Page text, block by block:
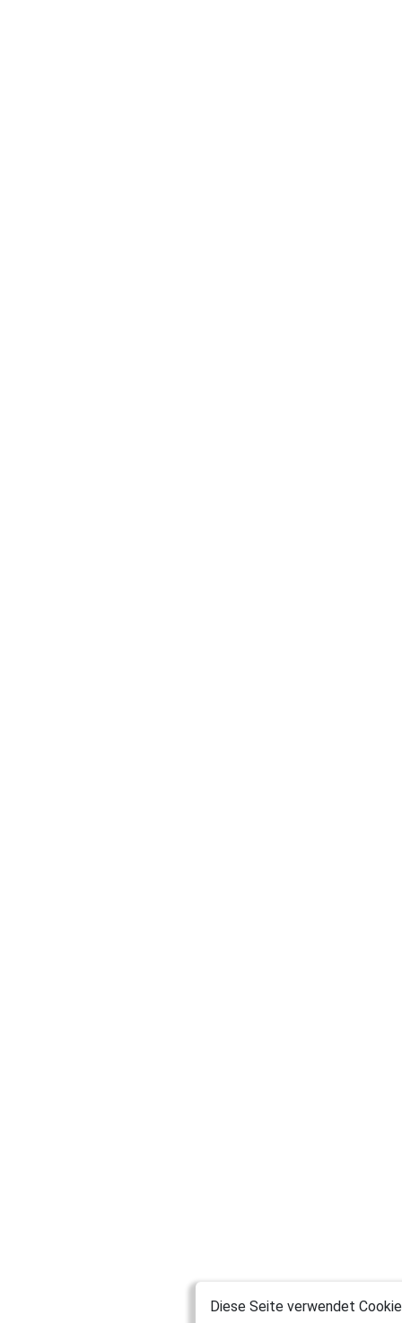
Diese Seite verwendet